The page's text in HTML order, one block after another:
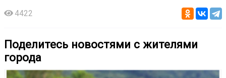
4422
Поделитесь новостями с жителями
города